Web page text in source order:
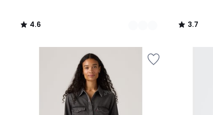
4.6
/
3.7
/